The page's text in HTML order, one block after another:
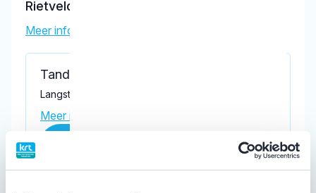
Rietveld, I.J.
Meer informatie tandarts
Tandartspraktijk Rietveld I J
Langstraat 47, Gendt 6691 EB
Meer informatie praktijk